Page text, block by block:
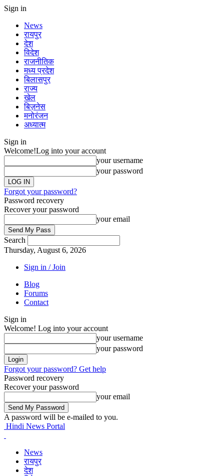
Sign in
News
रायपुर
देश
विदेश
राजनीतिक
मध्य प्रदेश
बिलासपुर
राज्य
खेल
बिज़नेस
मनोरंजन
अध्यात्म
Sign in
Welcome!Log into your account
your username
your password
Forgot your password?
Password recovery
Recover your password
your email
Search
Thursday, August 6, 2026
Sign in / Join
Blog
Forums
Contact
Sign in
Welcome! Log into your account
your username
your password
Forgot your password? Get help
Password recovery
Recover your password
your email
A password will be e-mailed to you.
Hindi News Portal
News
रायपुर
देश